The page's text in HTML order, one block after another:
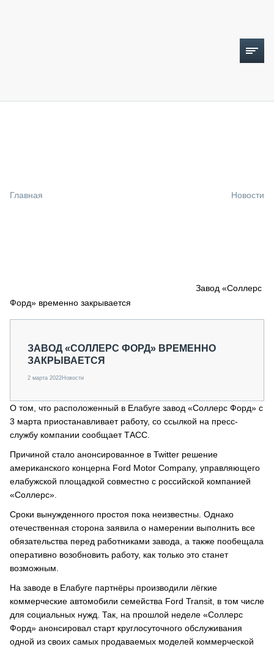
СПЕЦПРОЕКТЫ
О ПРОЕКТЕ
Главная Новости
Завод «Соллерс
Форд» временно закрывается
ЗАВОД «СОЛЛЕРС ФОРД» ВРЕМЕННО
ЗАКРЫВАЕТСЯ
2 марта 2022Новости
О том, что расположенный в Елабуге завод «Соллерс Форд» с
3 марта приостанавливает работу, со ссылкой на пресс-
службу компании сообщает ТАСС.
Причиной стало анонсированное в Twitter решение
американского концерна Ford Motor Company, управляющего
елабужской площадкой совместно с российской компанией
«Соллерс».
Сроки вынужденного простоя пока неизвестны. Однако
отечественная сторона заявила о намерении выполнить все
обязательства перед работниками завода, а также пообещала
оперативно возобновить работу, как только это станет
возможным.
На заводе в Елабуге партнёры производили лёгкие
коммерческие автомобили семейства Ford Transit, в том числе
для социальных нужд. Так, на прошлой неделе «Соллерс
Форд» анонсировал старт круглосуточного обслуживания
одной из своих самых продаваемых моделей коммерческой